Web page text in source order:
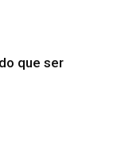
que ser